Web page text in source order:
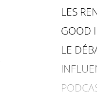
LES
GOOD
LE